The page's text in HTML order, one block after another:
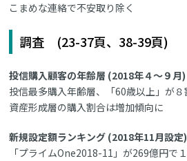
こまめな連絡で不安取り除く
調査 (23-37頁、38-39頁)
投信購入顧客の年齢層 (2018年４～９月)
投信最多購入年齢層、「60歳以上」が８
資産形成層の購入割合は増加傾向に
新規設定額ランキング (2018年11月設定)
「プライムOne2018-11」が269億円で